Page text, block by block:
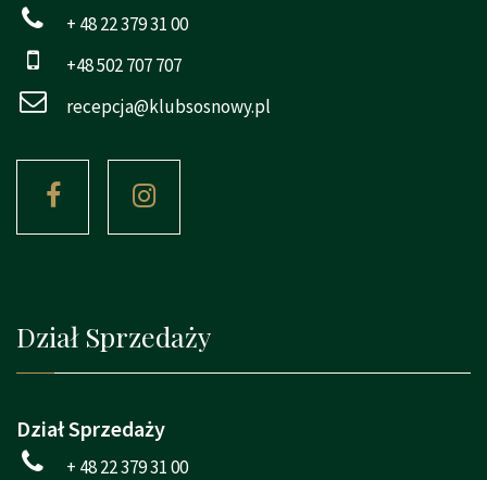
+ 48 22 379 31 00
+48 502 707 707
recepcja@klubsosnowy.pl
Dział Sprzedaży
Dział Sprzedaży
+ 48 22 379 31 00